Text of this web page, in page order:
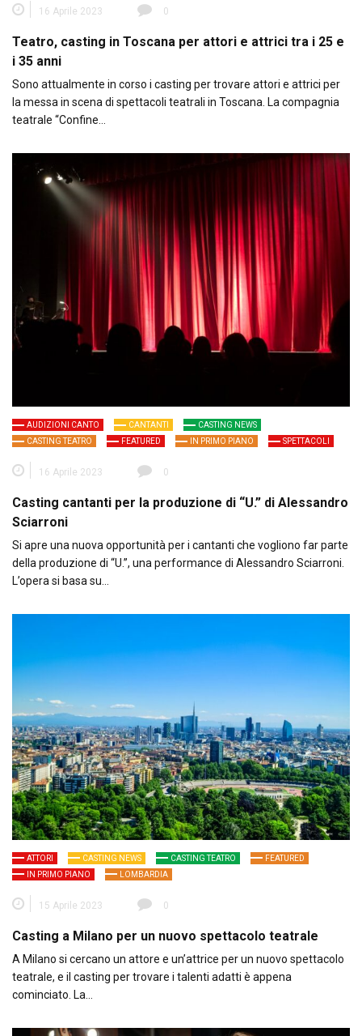
16 Aprile 2023 0
Teatro, casting in Toscana per attori e attrici tra i 25 e
i 35 anni
Sono attualmente in corso i casting per trovare attori e attrici per
la messa in scena di spettacoli teatrali in Toscana. La compagnia
teatrale “Confine…
AUDIZIONI CANTO CANTANTI
CASTING NEWS
CASTING TEATRO
FEATURED IN PRIMO PIANO SPETTACOLI
16 Aprile 2023 0
Casting cantanti per la produzione di “U.” di Alessandro
Sciarroni
Si apre una nuova opportunità per i cantanti che vogliono far parte
della produzione di “U.”, una performance di Alessandro Sciarroni.
L’opera si basa su…
ATTORI CASTING NEWS CASTING TEATRO
FEATURED
IN PRIMO PIANO
LOMBARDIA
15 Aprile 2023 0
Casting a Milano per un nuovo spettacolo teatrale
A Milano si cercano un attore e un’attrice per un nuovo spettacolo
teatrale, e il casting per trovare i talenti adatti è appena
cominciato. La…